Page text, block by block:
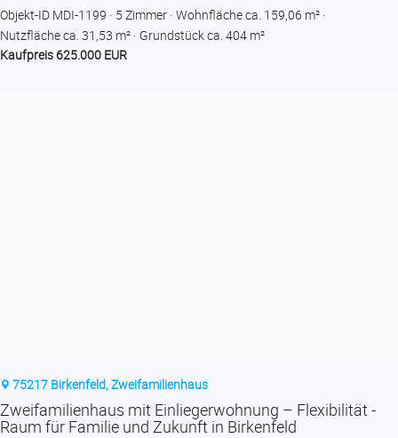
Objekt-ID MDI-1199 5 Zimmer Wohnfläche ca. 159,06 m²
Nutzfläche ca. 31,53 m²
Grund­stück ca. 404 m²
Kaufpreis 625.000 EUR
75217 Birkenfeld, Zweifamilienhaus
Zweifamilienhaus mit Einliegerwohnung – Flexibilität -
Raum für Familie und Zukunft in Birkenfeld